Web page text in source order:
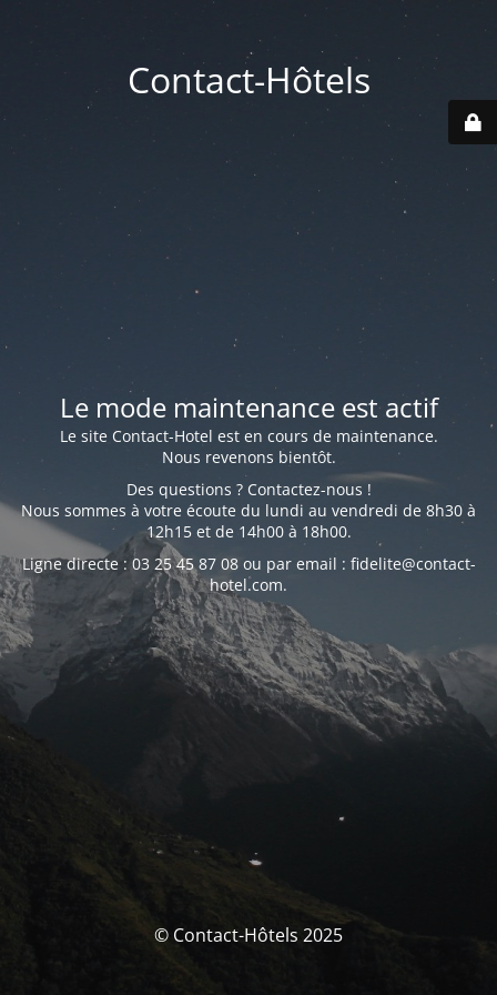
Contact-Hôtels
Le mode maintenance est actif
Le site Contact-Hotel est en cours de maintenance.
Nous revenons bientôt.
Des questions ? Contactez-nous !
Nous sommes à votre écoute du lundi au vendredi de 8h30 à
12h15 et de 14h00 à 18h00.
Ligne directe : 03 25 45 87 08 ou par email : fidelite@contact-
hotel.com.
© Contact-Hôtels 2025